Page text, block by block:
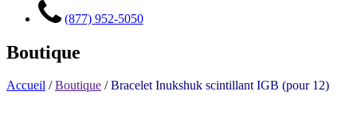
(877) 952-5050
Boutique
Accueil /Boutique /Bracelet Inukshuk scintillant IGB (pour 12)